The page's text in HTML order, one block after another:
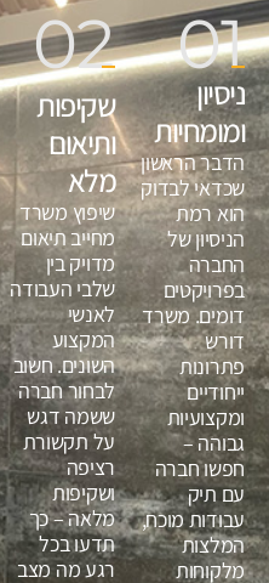
01
ניסיון
ומומחיות
הדבר הראשון
שכדאי לבדוק
הוא רמת
הניסיון של
החברה
בפרויקטים
דומים. משרד
דורש
פתרונות
ייחודיים
ומקצועיות
גבוהה –
חפשו חברה
עם תיק
עבודות מוכח,
המלצות
מלקוחות
02
שקיפות
ותיאום
מלא
שיפוץ משרד
מחייב תיאום
מדויק בין
שלבי העבודה
לאנשי
המקצוע
השונים. חשוב
לבחור חברה
ששמה דגש
על תקשורת
רציפה
ושקיפות
מלאה – כך
תדעו בכל
רגע מה מצב